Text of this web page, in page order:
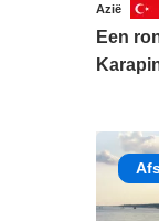
Azië
Een